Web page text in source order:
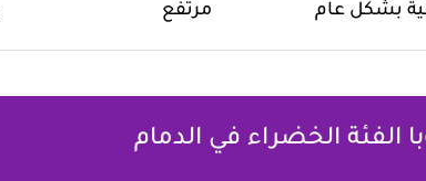
بشكل عام مرتفع
الفئة الخضراء في الدمام